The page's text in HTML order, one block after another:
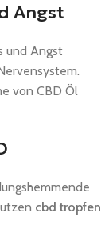
Angst
und Angst
von CBD Öl
cbd tropfen